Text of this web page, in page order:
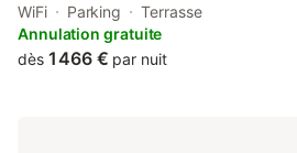
équipée, idéale pour un séjour en
du château de Fontainebleau. La
avec de beaux espaces communs :
WiFi Parking
Terrasse
Annulation gratuite
dès 1 466 € par nuit